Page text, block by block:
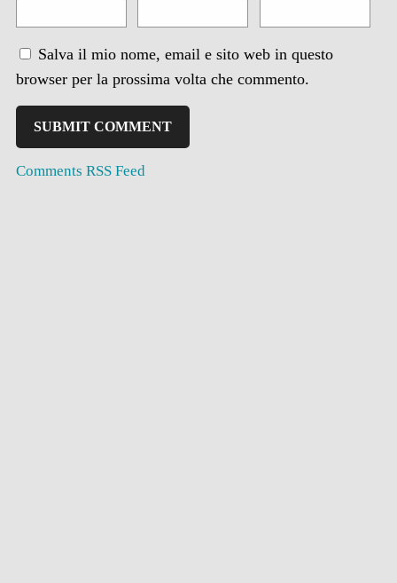
Salva il mio nome, email e sito web in questo
browser per la prossima volta che commento.
Comments RSS Feed